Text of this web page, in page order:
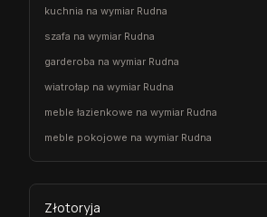
kuchnia na wymiar Rudna
szafa na wymiar Rudna
garderoba na wymiar Rudna
wiatrołap na wymiar Rudna
meble łazienkowe na wymiar Rudna
meble pokojowe na wymiar Rudna
Złotoryja